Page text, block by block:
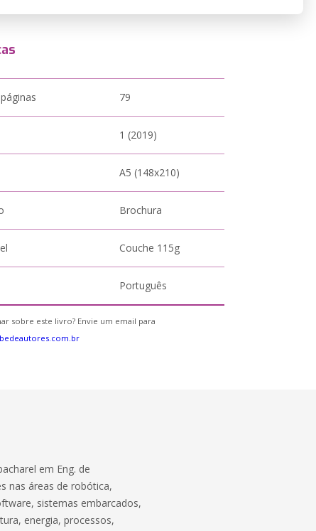
79
1 (2019)
A5 (148x210)
Brochura
Couche 115g
Português
sobre este livro? Envie um email para
em Eng. de
nas áreas de robótica,
sistemas embarcados,
energia, processos,